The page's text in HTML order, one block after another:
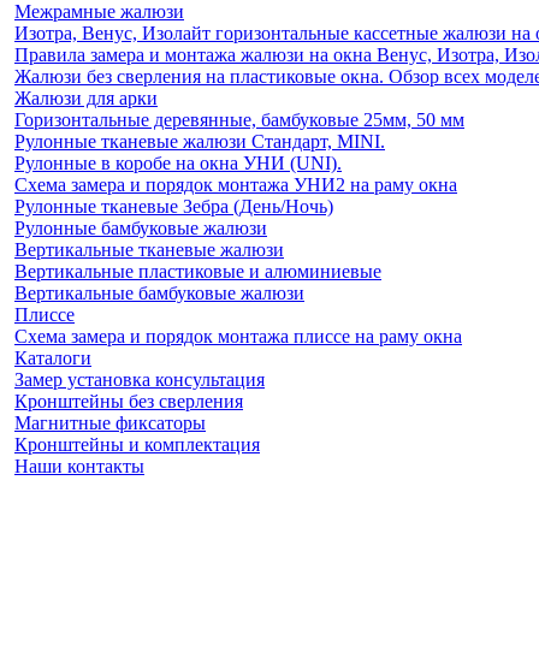
Межрамные жалюзи
Изотра, Венус, Изолайт горизонтальные кассетные жалюзи на
Правила замера и монтажа жалюзи на окна Венус, Изотра,
Жалюзи без сверления на пластиковые окна. Обзор всех
Жалюзи для арки
Горизонтальные деревянные, бамбуковые 25мм, 50 мм
Рулонные тканевые жалюзи Стандарт, MINI.
Рулонные в коробе на окна УНИ (UNI).
Схема замера и порядок монтажа УНИ2 на раму окна
Рулонные тканевые Зебра (День/Ночь)
Рулонные бамбуковые жалюзи
Вертикальные тканевые жалюзи
Вертикальные пластиковые и алюминиевые
Вертикальные бамбуковые жалюзи
Плиссе
Схема замера и порядок монтажа плиссе на раму окна
Каталоги
Замер установка консультация
Кронштейны без сверления
Магнитные фиксаторы
Кронштейны и комплектация
Наши контакты